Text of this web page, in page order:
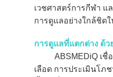
เวชศาสตร์การกีฬา
การดูแลอย่างใกล้ชิด
การดูแลที่แตกต่าง ด้ว
ABSMEDiQ เชื่อว่
เลือด การประเมินโ